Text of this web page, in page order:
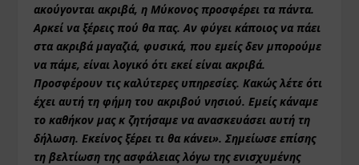
ακούγονται ακριβά, η Μύκονος προσφέρει τα πάντα.
Αρκεί να ξέρεις πού θα πας. Αν φύγει κάποιος να πάει
στα ακριβά μαγαζιά, φυσικά, που εμείς δεν μπορούμε
να πάμε, είναι λογικό ότι εκεί είναι ακριβά.
Προσφέρουν τις καλύτερες υπηρεσίες. Κακώς λέτε ότι
έχει αυτή τη φήμη του ακριβού νησιού. Εμείς κάναμε
το καθήκον μας κ ζητήσαμε να ανασκευάσει αυτή τη
δήλωση. Εκείνος ξέρει τι θα κάνει». Σημείωσε επίσης
τη βελτίωση της ασφάλειας λόγω της ενισχυμένης